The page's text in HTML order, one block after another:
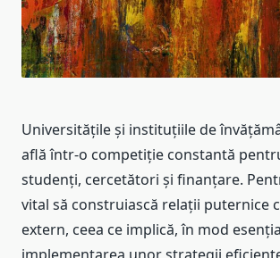
Universitățile și instituțiile de
află într-o competiție constantă
studenți, cercetători și finanțare.
vital să construiască relații puternice
extern, ceea ce implică, în mod